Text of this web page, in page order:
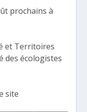
prochains à
et Territoires
des écologistes
site